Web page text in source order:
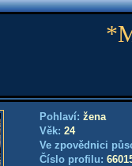
Pohlaví: žena
Věk: 24
Ve zpovědnici
Číslo profilu: